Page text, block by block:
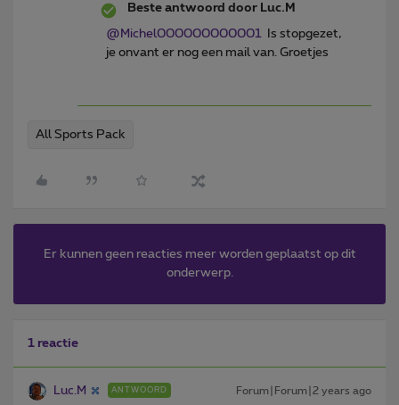
Beste antwoord door Luc.M
@Michel000000000001
Is stopgezet,
je onvant er nog een mail van. Groetjes
All Sports Pack
Er kunnen geen reacties meer worden geplaatst op dit
onderwerp.
1 reactie
Luc.M ANTWOORD Forum|Forum|2 years ago